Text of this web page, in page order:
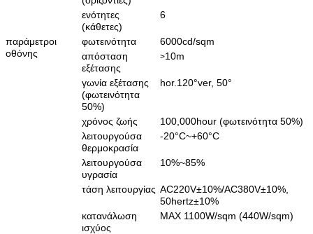
ενότητες
(κάθετες)
6
παράμετροι
οθόνης
φωτεινότητα
6000cd/sqm
απόσταση
εξέτασης
>10m
γωνία εξέτασης
(φωτεινότητα
50%)
hor.120°ver, 50°
χρόνος ζωής
100,000hour (φωτεινότητα 50%)
λειτουργούσα
θερμοκρασία
-20°C~+60°C
λειτουργούσα
υγρασία
10%~85%
τάση λειτουργίας AC220V±10%/AC380V±10%,
50hertz±10%
κατανάλωση
ισχύος
MAX 1100W/sqm (440W/sqm)